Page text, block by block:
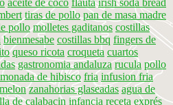
tiras de pollo pan de masa madre
pollo molletes gaditanos costillas
bienmesabe costillas bbq fingers de
queso ricota croqueta cuartos
gastronomia andaluza rucula pollo
de hibisco fria infusion fria
melon zanahorias glaseadas agua de
de calabacin infancia receta exprés